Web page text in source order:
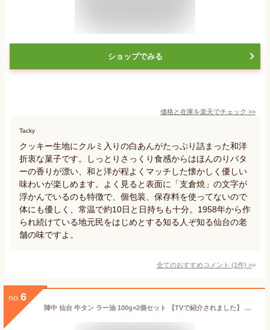
ショップでみる
価格と在庫を楽天でチェック >>
Tacky
クッキー生地にクルミ入りの白あんがたっぷり詰まった和洋
折衷な菓子です。しっとりさっくり食感からはほんのりバタ
ーの香りが漂い、和と洋が程よくマッチした懐かしく優しい
味わいが楽しめます。よく見ると表面に「支倉焼」の文字が
浮かんでいるのも特徴で、個包装、保存料を使ってないので
体にも優しく、常温で約10日と日持ちも十分。1958年から作
られ続けている地元民をはじめとする知る人ぞ知る仙台の老
舗の味ですよ。
全てのおすすめコメント (1件) >
no. 6
陣中 仙台 牛タン ラー油 100g×2個セット 【TVで紹介されました】 仙台ラー油 ご飯のお供 ふりかけ 食べるラー油